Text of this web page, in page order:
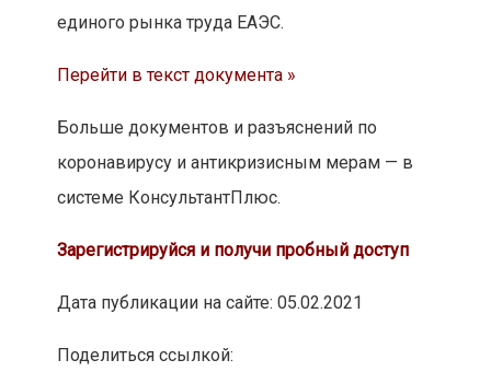
единого рынка труда ЕАЭС.
Перейти в текст документа »
Больше документов и разъяснений по
коронавирусу и антикризисным мерам — в
системе КонсультантПлюс.
Зарегистрируйся и получи пробный доступ
Дата публикации на сайте: 05.02.2021
Поделиться ссылкой: